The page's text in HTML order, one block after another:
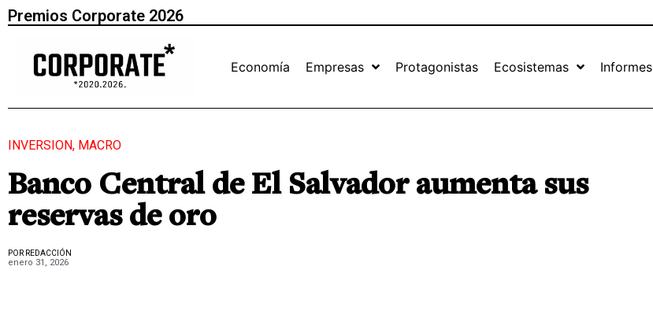
Premios Corporate 2026
Economía Empresas Protagonistas Ecosistemas Informes
INVERSION, MACRO
Banco Central de El Salvador aumenta sus
reservas de oro
POR REDACCIÓN
enero 31, 2026